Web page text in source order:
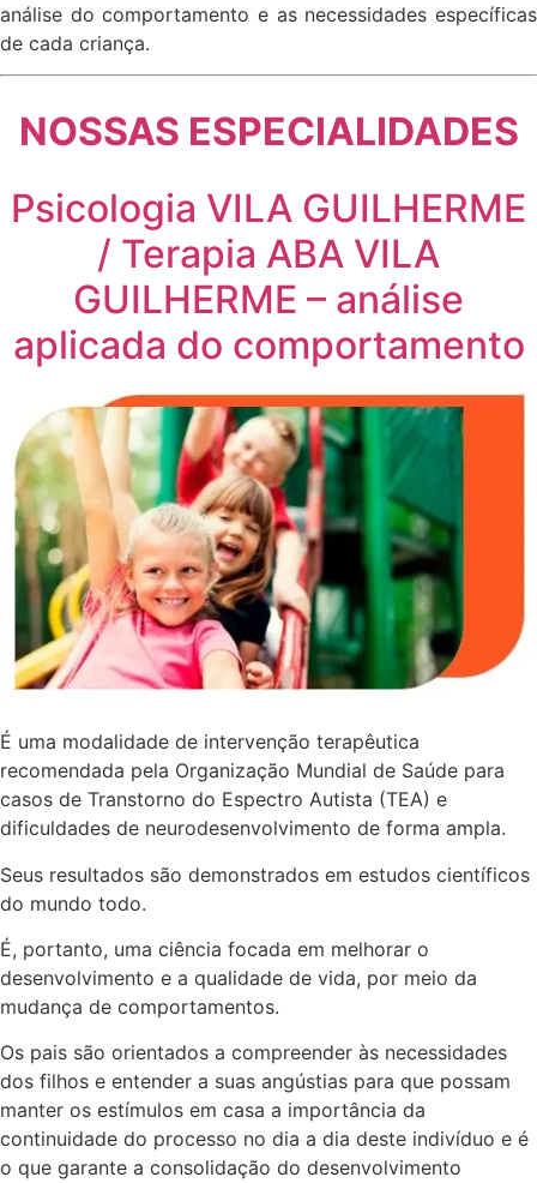
análise do comportamento e as necessidades específicas
de cada criança.
NOSSAS ESPECIALIDADES
Psicologia VILA GUILHERME
/ Terapia ABA VILA
GUILHERME – análise
aplicada do comportamento
É uma modalidade de intervenção terapêutica
recomendada pela Organização Mundial de Saúde para
casos de Transtorno do Espectro Autista (TEA) e
dificuldades de neurodesenvolvimento de forma ampla.
Seus resultados são demonstrados em estudos científicos
do mundo todo.
É, portanto, uma ciência focada em melhorar o
desenvolvimento e a qualidade de vida, por meio da
mudança de comportamentos.
Os pais são orientados a compreender às necessidades
dos filhos e entender a suas angústias para que possam
manter os estímulos em casa a importância da
continuidade do processo no dia a dia deste indivíduo e é
o que garante a consolidação do desenvolvimento